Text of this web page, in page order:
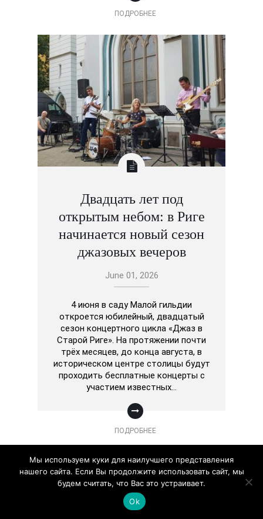
ПОДРОБНЕЕ
Двадцать лет под
открытым небом: в Риге
начинается новый сезон
джазовых вечеров
June 01, 2026
4 июня в саду Малой гильдии
откроется юбилейный, двадцатый
сезон концертного цикла «Джаз в
Старой Риге». На протяжении почти
трёх месяцев, до конца августа, в
историческом центре столицы будут
проходить бесплатные концерты с
участием известных…
ПОДРОБНЕЕ
Мы используем куки для наилучшего представления
нашего сайта. Если Вы продолжите использовать сайт, мы
будем считать, что Вас это устраивает.
Ok